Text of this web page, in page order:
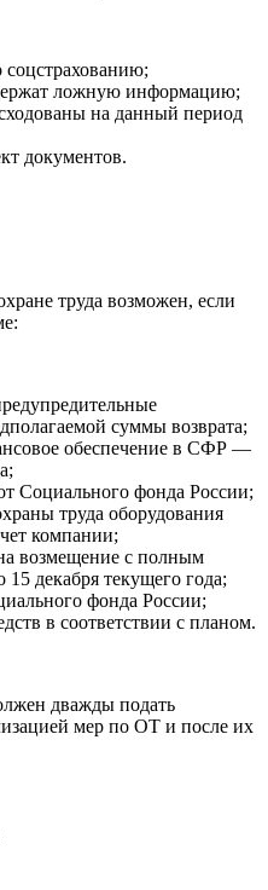
ложную информацию;
на данный период
документов.
труда возможен, если
суммы возврата;
обеспечение в СФР —
Социального фонда России;
труда оборудования
компании;
возмещение с полным
декабря текущего года;
фонда России;
в соответствии с планом.
дважды подать
мер по ОТ и после их